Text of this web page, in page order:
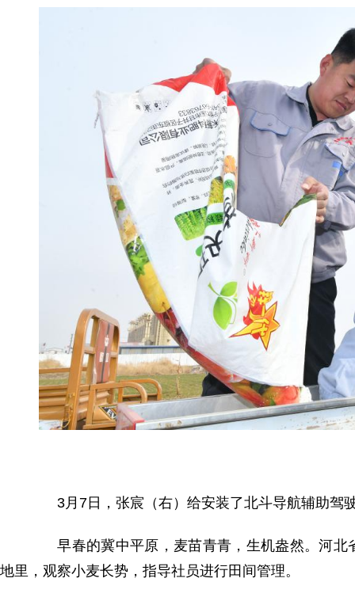
3月7日，张宸（右）给安装了北斗导航辅助驾
早春的冀中平原，麦苗青青，生机盎然。河北
地里，观察小麦长势，指导社员进行田间管理。